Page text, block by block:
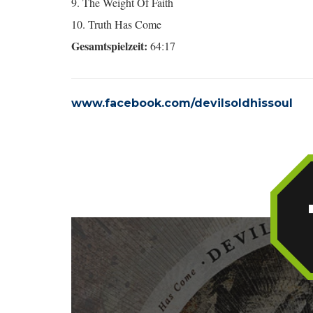
10. Truth Has Come
Gesamtspielzeit: 64:17
www.facebook.com/devilsoldhissoul